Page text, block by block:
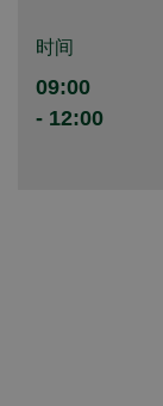
时间
09:00
- 12:00